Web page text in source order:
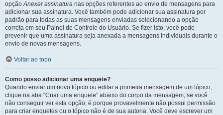
opçãoAnexar assinatura nas opções referentes ao envio de mensagens para
adicionar sua assinatura. Você também pode adicionar sua assinatura por
padrão para todas as suas mensagens enviadas selecionando a opção
correta em seu Painel de Controle do Usuário. Se fizer isto, você pode
prevenir que uma assinatura seja anexada a mensagens individuais durante o
envio de novas mensagens.
Voltar ao topo
Como posso adicionar uma enquete?
Quando enviar um novo tópico ou editar a primeira mensagem de um tópico,
clique na aba “Criar uma enquete” abaixo do corpo da mensagem; se você
não conseguir ver esta opção, é porque provavelmente não possui permissão
para criar enquetes ou o tópico não é de sua autoria. Você deve escrever um